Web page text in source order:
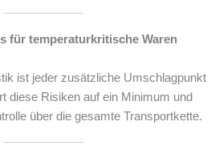
für temperaturkritische Waren
ist jeder zusätzliche Umschlagpunkt
diese Risiken auf ein Minimum und
über die gesamte Transportkette.